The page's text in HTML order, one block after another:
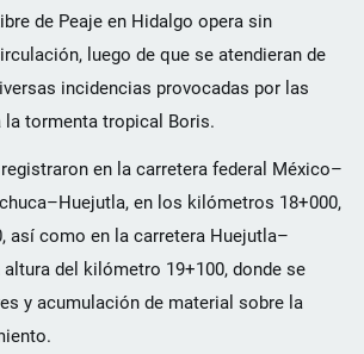
de Peaje en Hidalgo opera sin
luego de que se atendieran de
incidencias provocadas por las
la tormenta tropical Boris.
en la carretera federal México–
en los kilómetros 18+000,
así como en la carretera Huejutla–
altura del kilómetro 19+100, donde se
y acumulación de material sobre la